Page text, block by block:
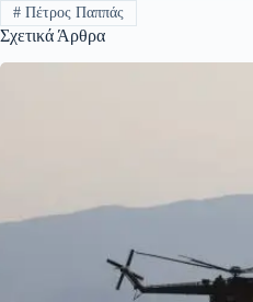
#Πέτρος Παππάς
Σχετικά Άρθρα